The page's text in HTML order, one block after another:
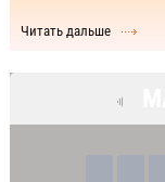
Читать дальше